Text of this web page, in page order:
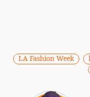
LA Fashion Week